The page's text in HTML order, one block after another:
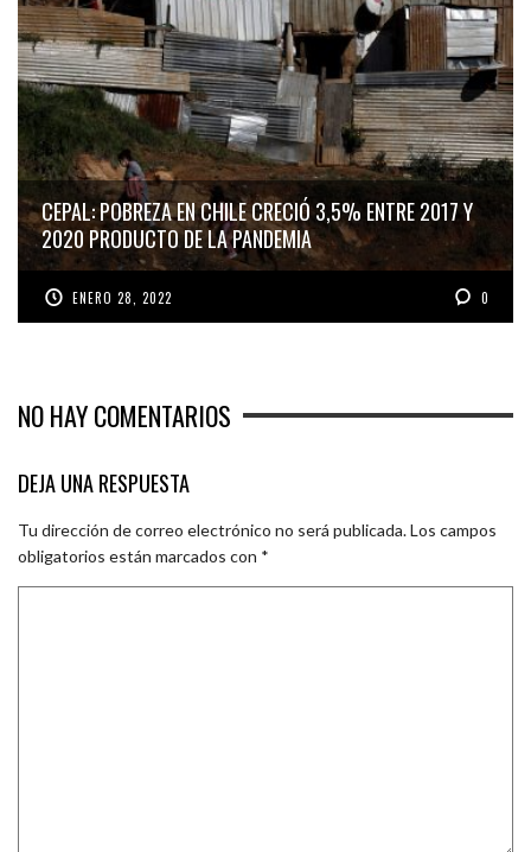
CEPAL: POBREZA EN CHILE CRECIÓ 3,5% ENTRE 2017 Y
2020 PRODUCTO DE LA PANDEMIA
ENERO 28, 2022 0
NO HAY COMENTARIOS
DEJA UNA RESPUESTA
Tu dirección de correo electrónico no será publicada.Los campos
obligatorios están marcados con *